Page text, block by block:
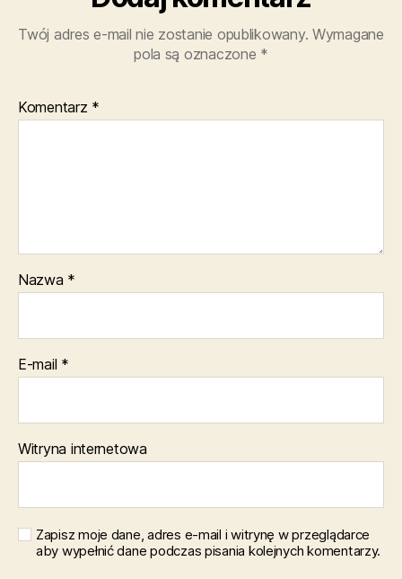
Twój adres e-mail nie zostanie opublikowany. Wymagane
pola są oznaczone *
Komentarz *
Nazwa *
E-mail *
Witryna internetowa
Zapisz moje dane, adres e-mail i witrynę w przeglądarce
aby wypełnić dane podczas pisania kolejnych komentarzy.